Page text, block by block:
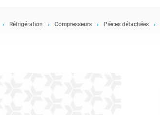
Réfrigération Compresseurs Pièces détachées